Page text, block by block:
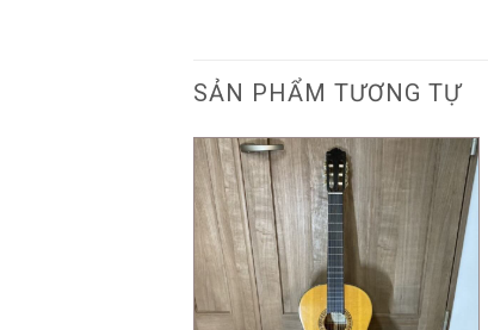
SẢN PHẨM TƯƠNG TỰ